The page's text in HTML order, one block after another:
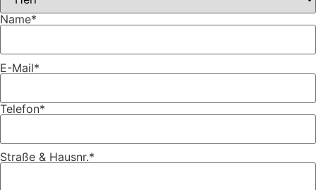
Name*
E-Mail*
Telefon*
Straße & Hausnr.*